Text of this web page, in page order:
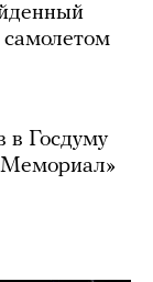
в Госдуму